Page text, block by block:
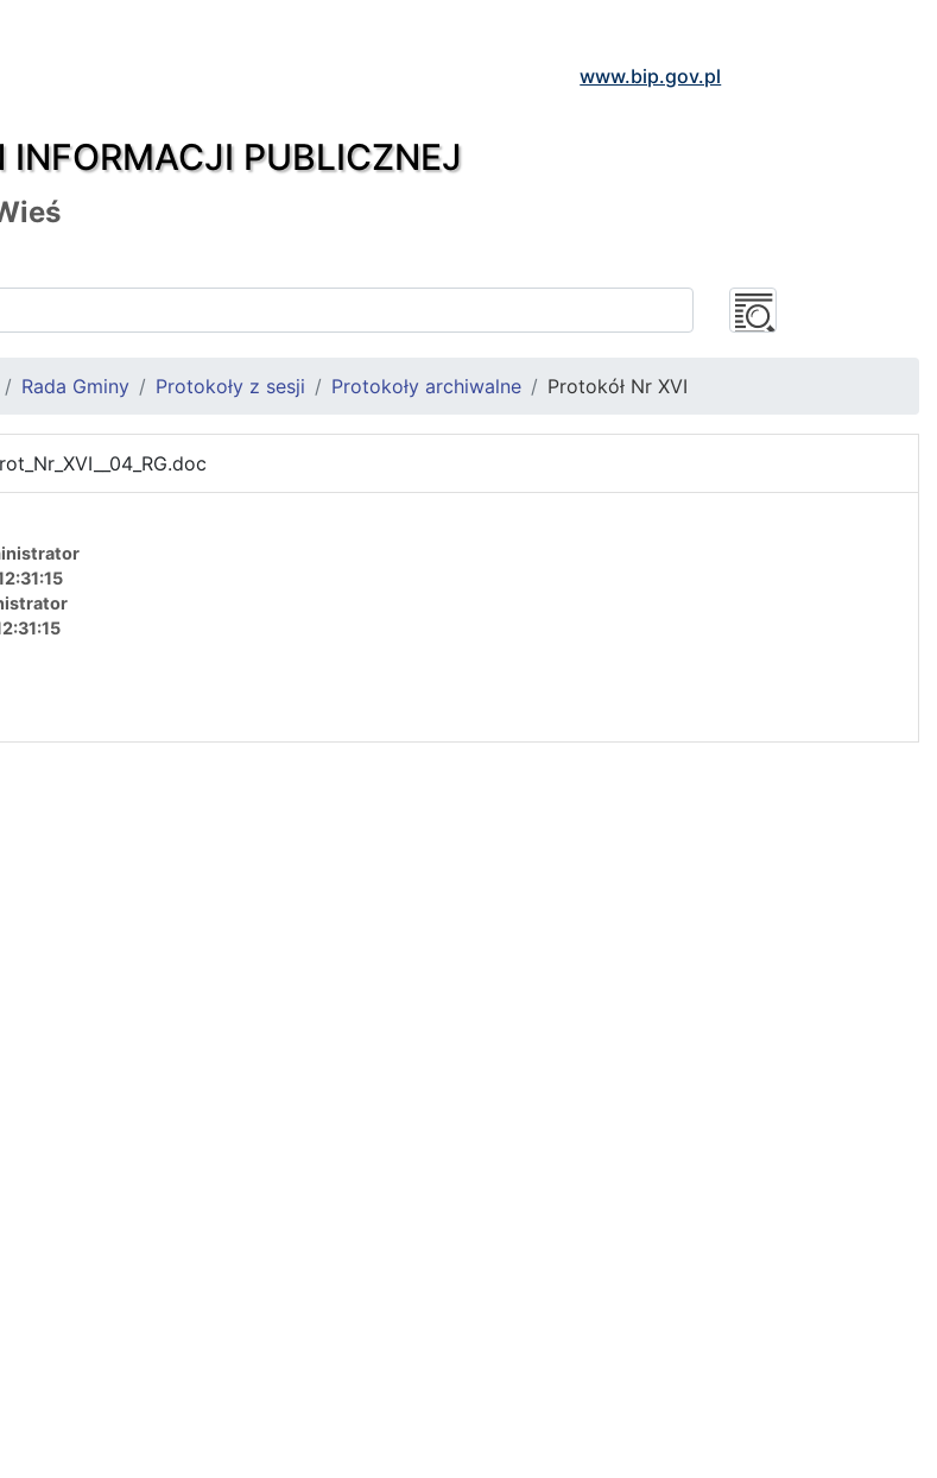
INFORMACJI PUBLICZNEJ
www.bip.gov.pl
Rada Gminy Protokoły z sesji Protokoły archiwalne Protokół Nr XVI